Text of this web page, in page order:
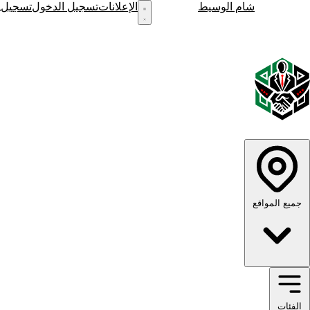
شام الوسيط الإعلاناتتسجيل الدخولتسجيل
جميع المواقع
الفئات